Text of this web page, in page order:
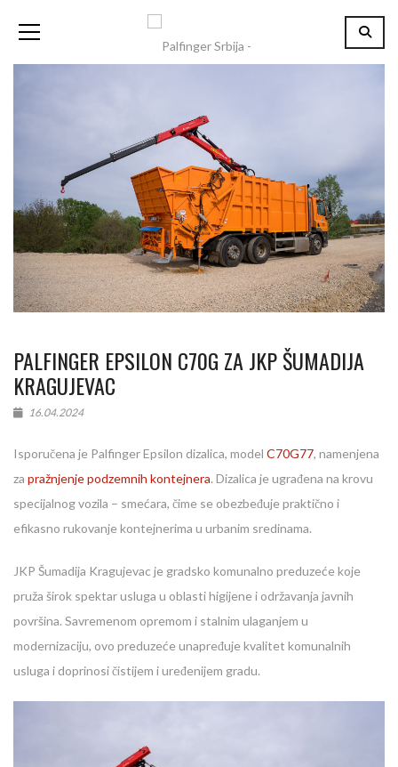
PALFINGER EPSILON C70G ZA JKP ŠUMADIJA
KRAGUJEVAC
16.04.2024
Isporučena je Palfinger Epsilon dizalica, model C70G77, namenjena
za pražnjenje podzemnih kontejnera. Dizalica je ugrađena na krovu
specijalnog vozila – smećara, čime se obezbeđuje praktično i
efikasno rukovanje kontejnerima u urbanim sredinama.
JKP Šumadija Kragujevac je gradsko komunalno preduzeće koje
pruža širok spektar usluga u oblasti higijene i održavanja javnih
površina. Savremenom opremom i stalnim ulaganjem u
modernizaciju, ovo preduzeće unapređuje kvalitet komunalnih
usluga i doprinosi čistijem i uređenijem gradu.